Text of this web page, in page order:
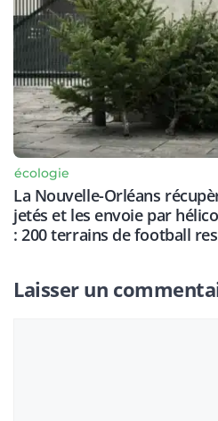
écologie
La Nouvelle-Orléans
jetés et les envoie par
: 200 terrains de football
Laisser un